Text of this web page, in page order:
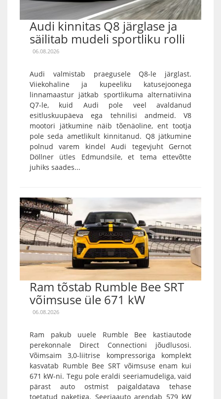
Audi kinnitas Q8 järglase ja
säilitab mudeli sportliku rolli
06.08.2026
Audi valmistab praegusele Q8-le järglast.
Viiekohaline ja kupeeliku katusejoonega
linnamaastur jätkab sportlikuma alternatiivina
Q7-le, kuid Audi pole veel avaldanud
esitluskuupäeva ega tehnilisi andmeid. V8
mootori jätkumine näib tõenäoline, ent tootja
pole seda ametlikult kinnitanud. Q8 jätkumine
polnud varem kindel Audi tegevjuht Gernot
Döllner ütles Edmundsile, et tema ettevõtte
juhiks saades...
Ram tõstab Rumble Bee SRT
võimsuse üle 671 kW
06.08.2026
Ram pakub uuele Rumble Bee kastiautode
perekonnale Direct Connectioni jõudlusosi.
Võimsaim 3,0-liitrise kompressoriga komplekt
kasvatab Rumble Bee SRT võimsuse enam kui
671 kW-ni. Tegu pole eraldi seeriamudeliga, vaid
pärast auto ostmist paigaldatava tehase
toetatud paketiga. Seeriaauto arendab 579 kW